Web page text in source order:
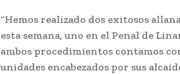
“Hemos realizado dos exitosos
esta semana, uno en el Penal de
ambos procedimientos contamos
unidades encabezados por sus